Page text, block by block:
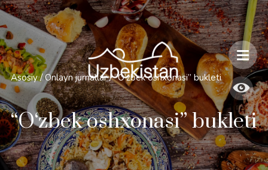
Xavfsizlik va O'zbekiston bo'ylab sayohatlarning o'ziga xos jihatlari
Asosiy / Onlayn jurnallar / “O‘zbek oshxonasi” bukleti
“O‘zbek oshxonasi” bukleti